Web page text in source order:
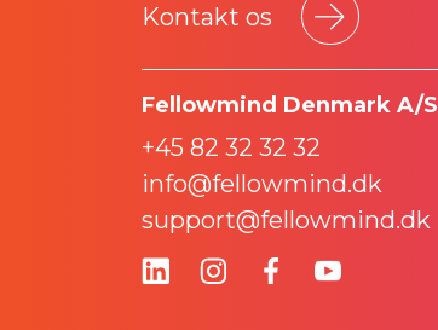
Kontakt os
Fellowmind Denmark A/S
+45 82 32 32 32
info@fellowmind.dk
support@fellowmind.dk